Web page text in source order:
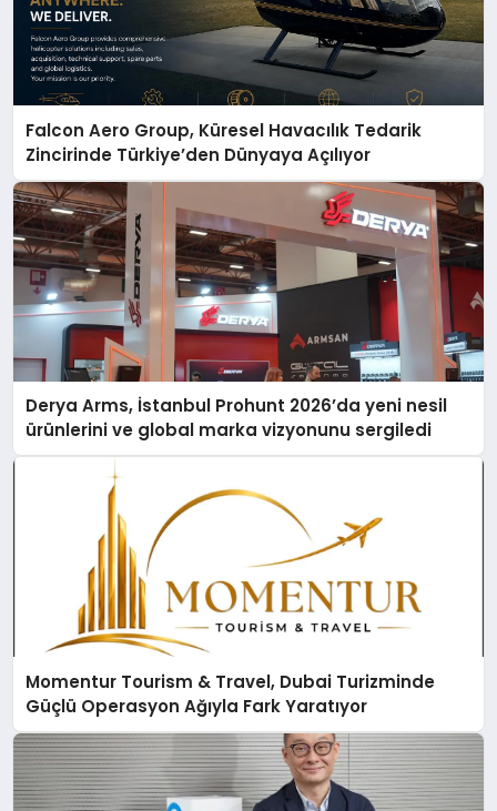
Falcon Aero Group, Küresel Havacılık Tedarik
Zincirinde Türkiye’den Dünyaya Açılıyor
Derya Arms, İstanbul Prohunt 2026’da yeni nesil
ürünlerini ve global marka vizyonunu sergiledi
Momentur Tourism & Travel, Dubai Turizminde
Güçlü Operasyon Ağıyla Fark Yaratıyor